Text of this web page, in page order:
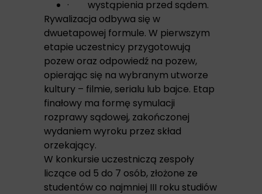
· wystąpienia przed sądem.
Rywalizacja odbywa się w
dwuetapowej formule. W pierwszym
etapie uczestnicy przygotowują
pozew oraz odpowiedź na pozew,
opierając się na wybranym utworze
kultury – filmie, serialu lub bajce. Etap
finałowy ma formę symulacji
rozprawy sądowej, zakończonej
wydaniem wyroku przez skład
orzekający.
W konkursie uczestniczą zespoły
liczące od 5 do 7 osób, złożone ze
studentów co najmniej III roku studiów